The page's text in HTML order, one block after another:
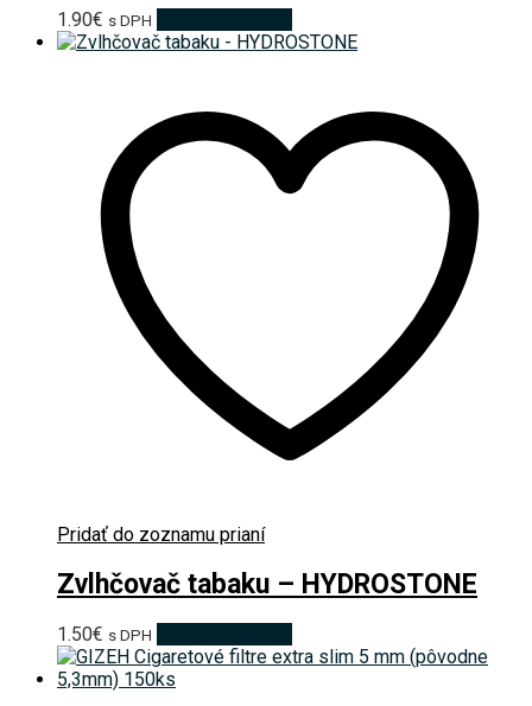
1.90€ s DPH
Pridať do zoznamu prianí
Zvlhčovač tabaku – HYDROSTONE
1.50€ s DPH